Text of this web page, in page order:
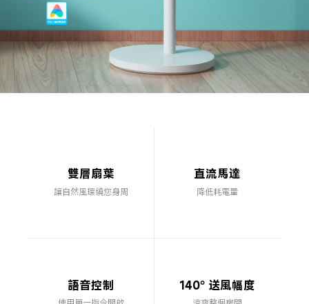
雙層扇葉
讓自然風環繞您身周
直流馬達
降低耗電量
語音控制 140° 送風幅度